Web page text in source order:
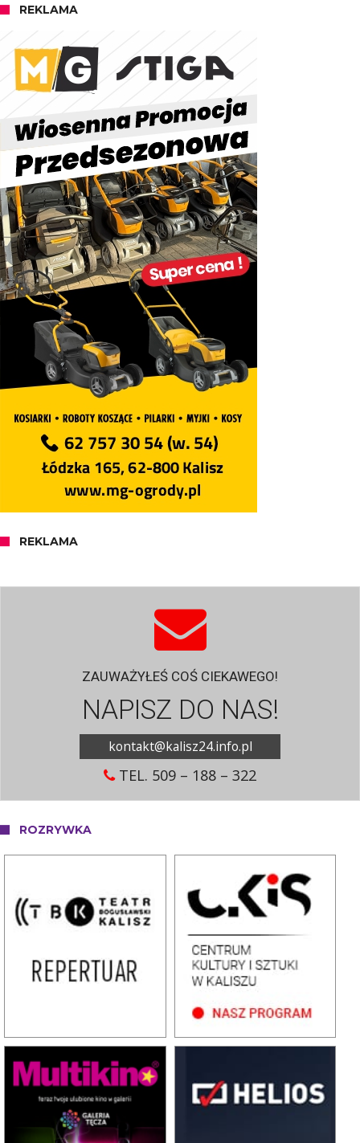
REKLAMA
REKLAMA
ZAUWAŻYŁEŚ COŚ CIEKAWEGO!
NAPISZ DO NAS!
kontakt@kalisz24.info.pl
TEL. 509 – 188 – 322
ROZRYWKA